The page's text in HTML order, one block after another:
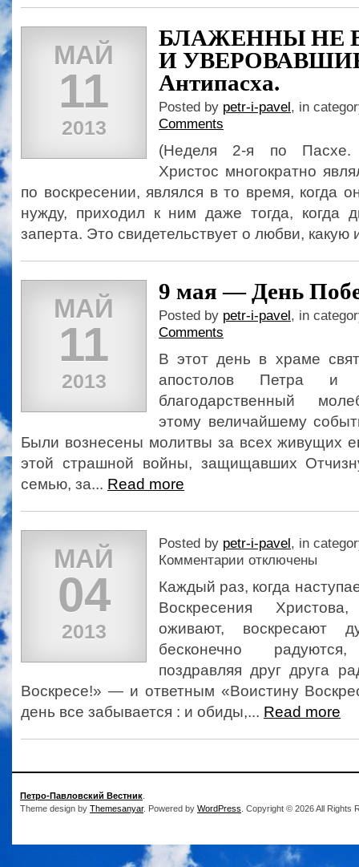
МАЙ
11
2013
БЛАЖЕННЫ НЕ
И
Антипасха.
Posted by petr-i-pavel, in
Comments
(Неделя 2-я по Пасхе.
Христос многократно
по воскресении, являлся в то время, когда
нужду, приходил к ним даже тогда, когда
заперта. Это свидетельствует о любви, какую
МАЙ
11
2013
9 мая — День
Posted by petr-i-pavel, in
Comments
В этот день в храме
апостолов Петра и
благодарственный
этому величайшему
Были вознесены молитвы за всех живущих
этой страшной войны, защищавших
семью, за... Read more
МАЙ
04
2013
Posted by petr-i-pavel, in
Комментарии записи
отключены
Каждый раз, когда
Воскресения
оживают, воскресают
бесконечно
поздравляя друг друга
Воскресе!» — и ответным «Воистину
день все забывается : и обиды,... Read more
Петро-Павловский Вестник
Theme design by Themesanyar. Powered by WordPress . Copyright © 2026 All Rights